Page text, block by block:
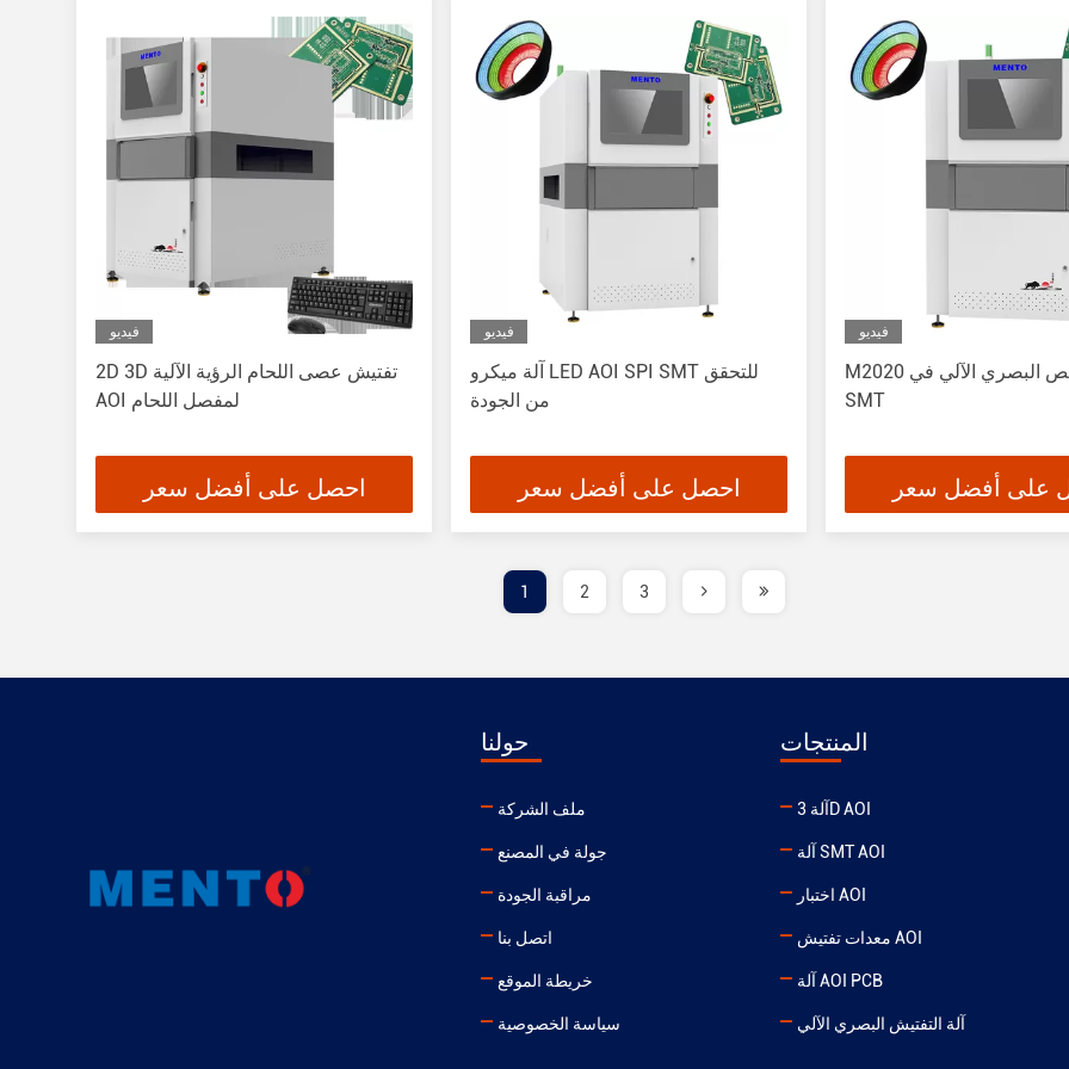
فيديو
2D 3D تفتيش عصى اللحام الرؤية الآلية
AOI لمفصل اللحام
احصل على أفضل سعر
فيديو
آلة ميكرو LED AOI SPI SMT للتحقق
من الجودة
احصل على أفضل سعر
فيديو
M2020 معدات الفحص البصري الآلي في
SMT
على أفضل سعر
1 2 3
حولنا
ملف الشركة
جولة في المصنع
مراقبة الجودة
اتصل بنا
خريطة الموقع
سياسة الخصوصية
المنتجات
آلة 3D AOI
آلة SMT AOI
اختبار AOI
معدات تفتيش AOI
آلة AOI PCB
آلة التفتيش البصري الآلي